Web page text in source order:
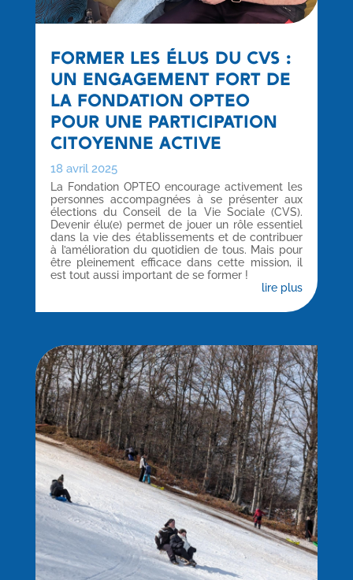
FORMER LES ÉLUS DU CVS :
UN ENGAGEMENT FORT DE
LA FONDATION OPTEO
POUR UNE PARTICIPATION
CITOYENNE ACTIVE
18 avril 2025
La Fondation OPTEO encourage activement les
personnes accompagnées à se présenter aux
élections du Conseil de la Vie Sociale (CVS).
Devenir élu(e) permet de jouer un rôle essentiel
dans la vie des établissements et de contribuer
à l’amélioration du quotidien de tous. Mais pour
être pleinement efficace dans cette mission, il
est tout aussi important de se former !
lire plus